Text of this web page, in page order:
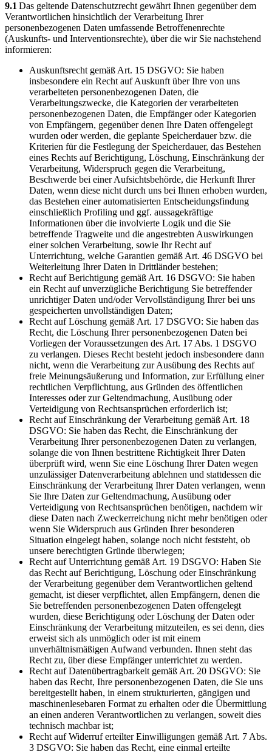
9.1 Das geltende Datenschutzrecht gewährt Ihnen gegenüber dem
Verantwortlichen hinsichtlich der Verarbeitung Ihrer
personenbezogenen Daten umfassende Betroffenenrechte
(Auskunfts- und Interventionsrechte), über die wir Sie nachstehend
informieren:
Auskunftsrecht gemäß Art. 15 DSGVO: Sie haben
insbesondere ein Recht auf Auskunft über Ihre von uns
verarbeiteten personenbezogenen Daten, die
Verarbeitungszwecke, die Kategorien der verarbeiteten
personenbezogenen Daten, die Empfänger oder Kategorien
von Empfängern, gegenüber denen Ihre Daten offengelegt
wurden oder werden, die geplante Speicherdauer bzw. die
Kriterien für die Festlegung der Speicherdauer, das Bestehen
eines Rechts auf Berichtigung, Löschung, Einschränkung der
Verarbeitung, Widerspruch gegen die Verarbeitung,
Beschwerde bei einer Aufsichtsbehörde, die Herkunft Ihrer
Daten, wenn diese nicht durch uns bei Ihnen erhoben wurden,
das Bestehen einer automatisierten Entscheidungsfindung
einschließlich Profiling und ggf. aussagekräftige
Informationen über die involvierte Logik und die Sie
betreffende Tragweite und die angestrebten Auswirkungen
einer solchen Verarbeitung, sowie Ihr Recht auf
Unterrichtung, welche Garantien gemäß Art. 46 DSGVO bei
Weiterleitung Ihrer Daten in Drittländer bestehen;
Recht auf Berichtigung gemäß Art. 16 DSGVO: Sie haben
ein Recht auf unverzügliche Berichtigung Sie betreffender
unrichtiger Daten und/oder Vervollständigung Ihrer bei uns
gespeicherten unvollständigen Daten;
Recht auf Löschung gemäß Art. 17 DSGVO: Sie haben das
Recht, die Löschung Ihrer personenbezogenen Daten bei
Vorliegen der Voraussetzungen des Art. 17 Abs. 1 DSGVO
zu verlangen. Dieses Recht besteht jedoch insbesondere dann
nicht, wenn die Verarbeitung zur Ausübung des Rechts auf
freie Meinungsäußerung und Information, zur Erfüllung einer
rechtlichen Verpflichtung, aus Gründen des öffentlichen
Interesses oder zur Geltendmachung, Ausübung oder
Verteidigung von Rechtsansprüchen erforderlich ist;
Recht auf Einschränkung der Verarbeitung gemäß Art. 18
DSGVO: Sie haben das Recht, die Einschränkung der
Verarbeitung Ihrer personenbezogenen Daten zu verlangen,
solange die von Ihnen bestrittene Richtigkeit Ihrer Daten
überprüft wird, wenn Sie eine Löschung Ihrer Daten wegen
unzulässiger Datenverarbeitung ablehnen und stattdessen die
Einschränkung der Verarbeitung Ihrer Daten verlangen, wenn
Sie Ihre Daten zur Geltendmachung, Ausübung oder
Verteidigung von Rechtsansprüchen benötigen, nachdem wir
diese Daten nach Zweckerreichung nicht mehr benötigen oder
wenn Sie Widerspruch aus Gründen Ihrer besonderen
Situation eingelegt haben, solange noch nicht feststeht, ob
unsere berechtigten Gründe überwiegen;
Recht auf Unterrichtung gemäß Art. 19 DSGVO: Haben Sie
das Recht auf Berichtigung, Löschung oder Einschränkung
der Verarbeitung gegenüber dem Verantwortlichen geltend
gemacht, ist dieser verpflichtet, allen Empfängern, denen die
Sie betreffenden personenbezogenen Daten offengelegt
wurden, diese Berichtigung oder Löschung der Daten oder
Einschränkung der Verarbeitung mitzuteilen, es sei denn, dies
erweist sich als unmöglich oder ist mit einem
unverhältnismäßigen Aufwand verbunden. Ihnen steht das
Recht zu, über diese Empfänger unterrichtet zu werden.
Recht auf Datenübertragbarkeit gemäß Art. 20 DSGVO: Sie
haben das Recht, Ihre personenbezogenen Daten, die Sie uns
bereitgestellt haben, in einem strukturierten, gängigen und
maschinenlesebaren Format zu erhalten oder die Übermittlung
an einen anderen Verantwortlichen zu verlangen, soweit dies
technisch machbar ist;
Recht auf Widerruf erteilter Einwilligungen gemäß Art. 7 Abs.
3 DSGVO: Sie haben das Recht, eine einmal erteilte